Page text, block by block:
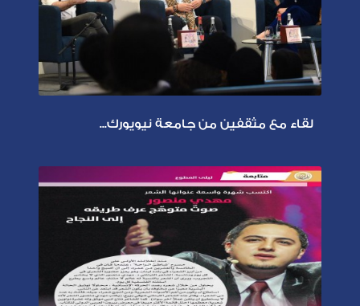
لقاء مع مثقفين من جامعة نيويورك...